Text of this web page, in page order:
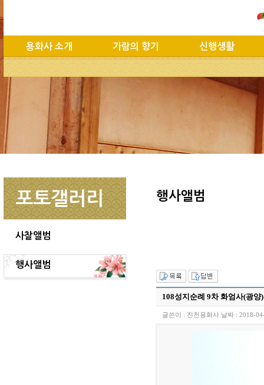
용화사 소개 가람의 향기 신행생활
포토갤러리
사찰앨범
행사앨범
행사앨범
108성지순례 9차 화엄사(광양)
글쓴이 : 진천용화사 날짜 : 2018-